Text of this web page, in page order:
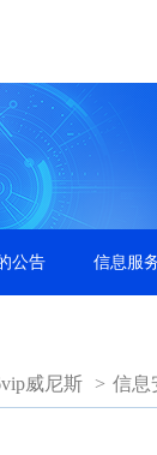
公告 信息服
威尼斯 > 信息